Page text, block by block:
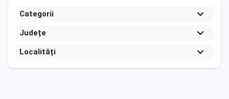
Categorii
Județe
Localități